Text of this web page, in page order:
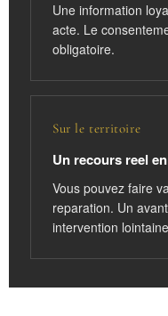
Une information
acte. Le
obligatoire.
Sur le territoire
Un recours reel
Vous pouvez faire
reparation. Un
intervention